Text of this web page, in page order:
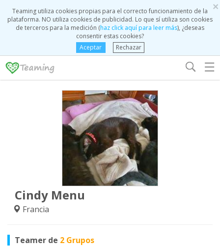
×
Teaming utiliza cookies propias para el correcto funcionamiento de la
plataforma. NO utiliza cookies de publicidad. Lo que sí utiliza son cookies
de terceros para la medición (haz click aquí para leer más), ¿deseas
consentir estas cookies?
Aceptar
Rechazar
☰
Cindy Menu
Francia
Teamer de 2 Grupos